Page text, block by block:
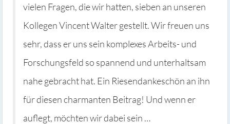
vielen Fragen, die wir hatten, sieben an unseren
Kollegen Vincent Walter gestellt. Wir freuen uns
sehr, dass er uns sein komplexes Arbeits- und
Forschungsfeld so spannend und unterhaltsam
nahe gebracht hat. Ein Riesendankeschön an ihn
für diesen charmanten Beitrag! Und wenn er
auflegt, möchten wir dabei sein …